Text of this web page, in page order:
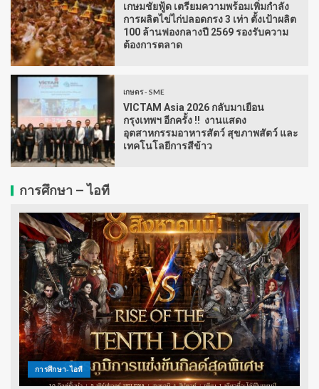
เกษมชัยฟู้ด เตรียมความพร้อมเพิ่มกำลัง
การผลิตไข่ไก่ปลอดกรง 3 เท่า ตั้งเป้าผลิต
100 ล้านฟองกลางปี 2569 รองรับความ
ต้องการตลาด
เกษตร - SME
VICTAM Asia 2026 กลับมาเยือน
กรุงเทพฯ อีกครั้ง !! งานแสดง
อุตสาหกรรมอาหารสัตว์ สุขภาพสัตว์ และ
เทคโนโลยีการสีข้าว
การศึกษา – ไอที
การศึกษา-ไอที